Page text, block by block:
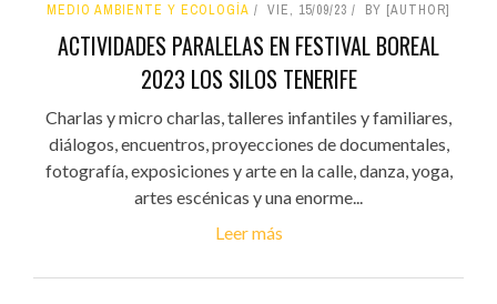
MEDIO AMBIENTE Y ECOLOGÍA VIE, 15/09/23 BY [AUTHOR]
ACTIVIDADES PARALELAS EN FESTIVAL BOREAL
2023 LOS SILOS TENERIFE
Charlas y micro charlas, talleres infantiles y familiares,
diálogos, encuentros, proyecciones de documentales,
fotografía, exposiciones y arte en la calle, danza, yoga,
artes escénicas y una enorme...
Leer más